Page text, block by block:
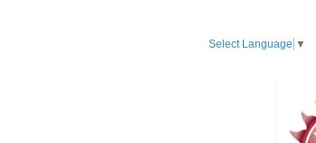
Select Language ▼